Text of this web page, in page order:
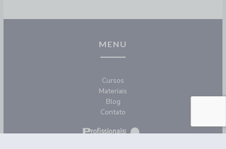
MENU
Cursos
Materiais
Blog
Contato